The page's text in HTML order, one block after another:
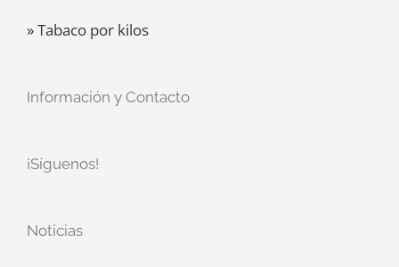
» Tabaco por kilos
Información y Contacto
¡Síguenos!
Noticias